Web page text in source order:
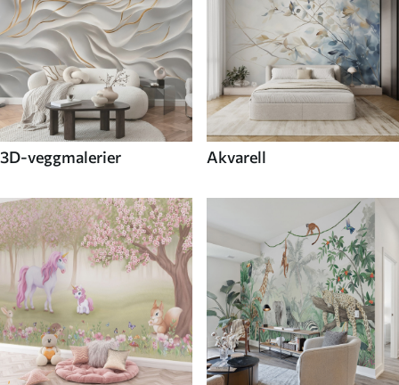
3D-veggmalerier Akvarell